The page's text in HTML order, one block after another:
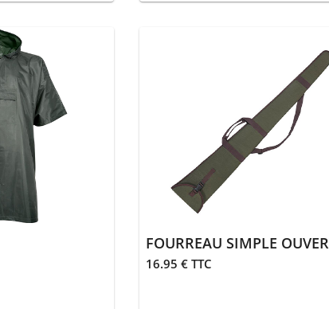
16.95 € TTC